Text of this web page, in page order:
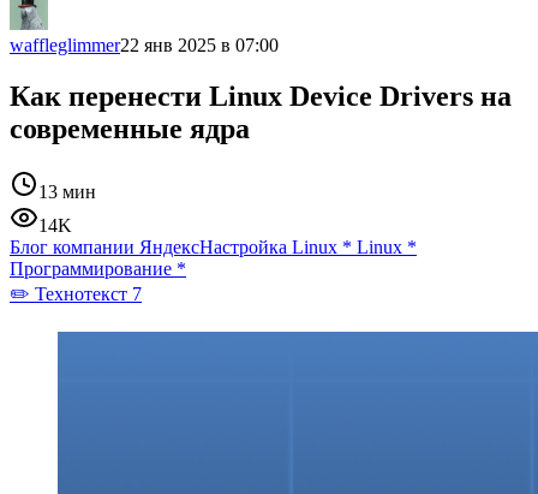
waffleglimmer22 янв 2025 в 07:00
Как перенести Linux Device Drivers на
современные ядра
13 мин
14K
Блог компании ЯндексНастройка Linux * Linux *
Программирование *
✏️ Технотекст 7